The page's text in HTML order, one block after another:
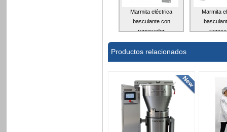
Marmita eléctrica
basculante con
removedor
Marmita
Productos relacionados